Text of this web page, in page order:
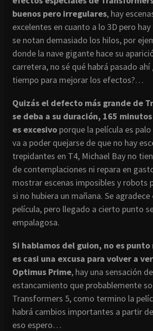
buenos pero irregulares, hay
excelentes en cuanto a lo 3D pero
se notan demasiado los hilos, por
donde la nave gigante hace su
carretera, no sé qué habrá pasado
tiempo para mejorar los efectos?…
Quizás el defecto más grande de
se deba a su duración, 165
es excesivo porque la película es
va a poder quejarse de que no hay
trepidantes en T4, Michael Bay no
de contemplaciones ni repara en
mostrar escenas imposibles y robots
si no hubiera un mañana. Se
película, pero llegado a cierto punto
empalagosa.
Si hablamos del guion, no es
es casi una excusa para volver a
Optimus Prime, hay una sensación de
estancamiento que probablemente
Transformers 5, como termino la
habrá cambios importantes a partir
eso espero…